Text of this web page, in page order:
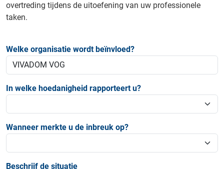
overtreding tijdens de uitoefening van uw professionele
taken.
Welke organisatie wordt beïnvloed?
In welke hoedanigheid rapporteert u?
Wanneer merkte u de inbreuk op?
Beschrijf de situatie